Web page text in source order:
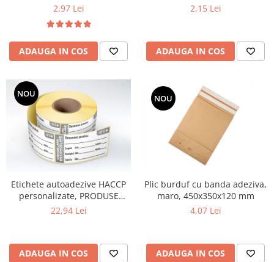
2,97 Lei
ADAUGA IN COS
2,15 Lei
ADAUGA IN COS
NOU
Etichete autoadezive HACCP
personalizate, PRODUSE
CONGELATE, 25x54 mm, 1000
22,94 Lei
ADAUGA IN COS
NOU
Plic burduf cu banda adeziva,
maro, 450x350x120 mm
4,07 Lei
ADAUGA IN COS